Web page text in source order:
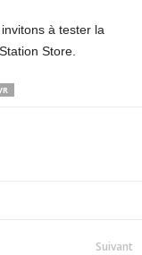
à tester la
Store.
Suivant